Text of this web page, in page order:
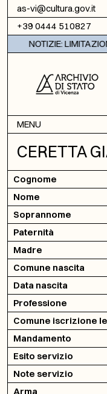
Vai al contenuto
as-vi@cultura.gov.it
+39 0444 510827
NOTIZIE:
MENU
CERETTA
Cognome
Nome
Soprannome
Paternità
Madre
Comune nascita
Data nascita
Professione
Comune iscrizione
Mandamento
Esito servizio
Note servizio
Arma